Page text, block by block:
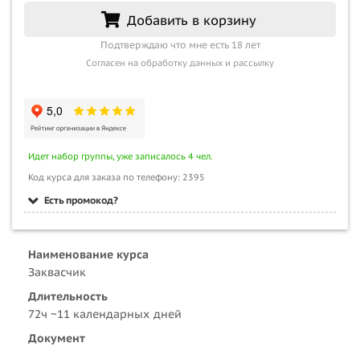
Добавить в корзину
Подтверждаю что мне есть 18 лет
Согласен на обработку данных и рассылку
Идет набор группы, уже записалось 4 чел.
Код курса для заказа по телефону: 2395
Есть промокод?
Наименование курса
Заквасчик
Длительность
72ч ~11 календарных дней
Документ